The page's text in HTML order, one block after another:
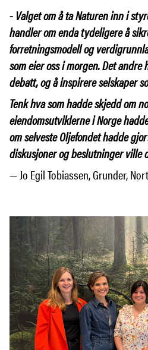
- Valget om å ta Naturen inn i
handler om enda tydeligere å
forretningsmodell og
som eier oss i morgen. Det
debatt, og å inspirere selskaper
Tenk hva som hadde skjedd om
eiendomsutviklerne i Norge
om selveste Oljefondet hadde
diskusjoner og beslutninger ville
— Jo Egil Tobiassen, Grunder,